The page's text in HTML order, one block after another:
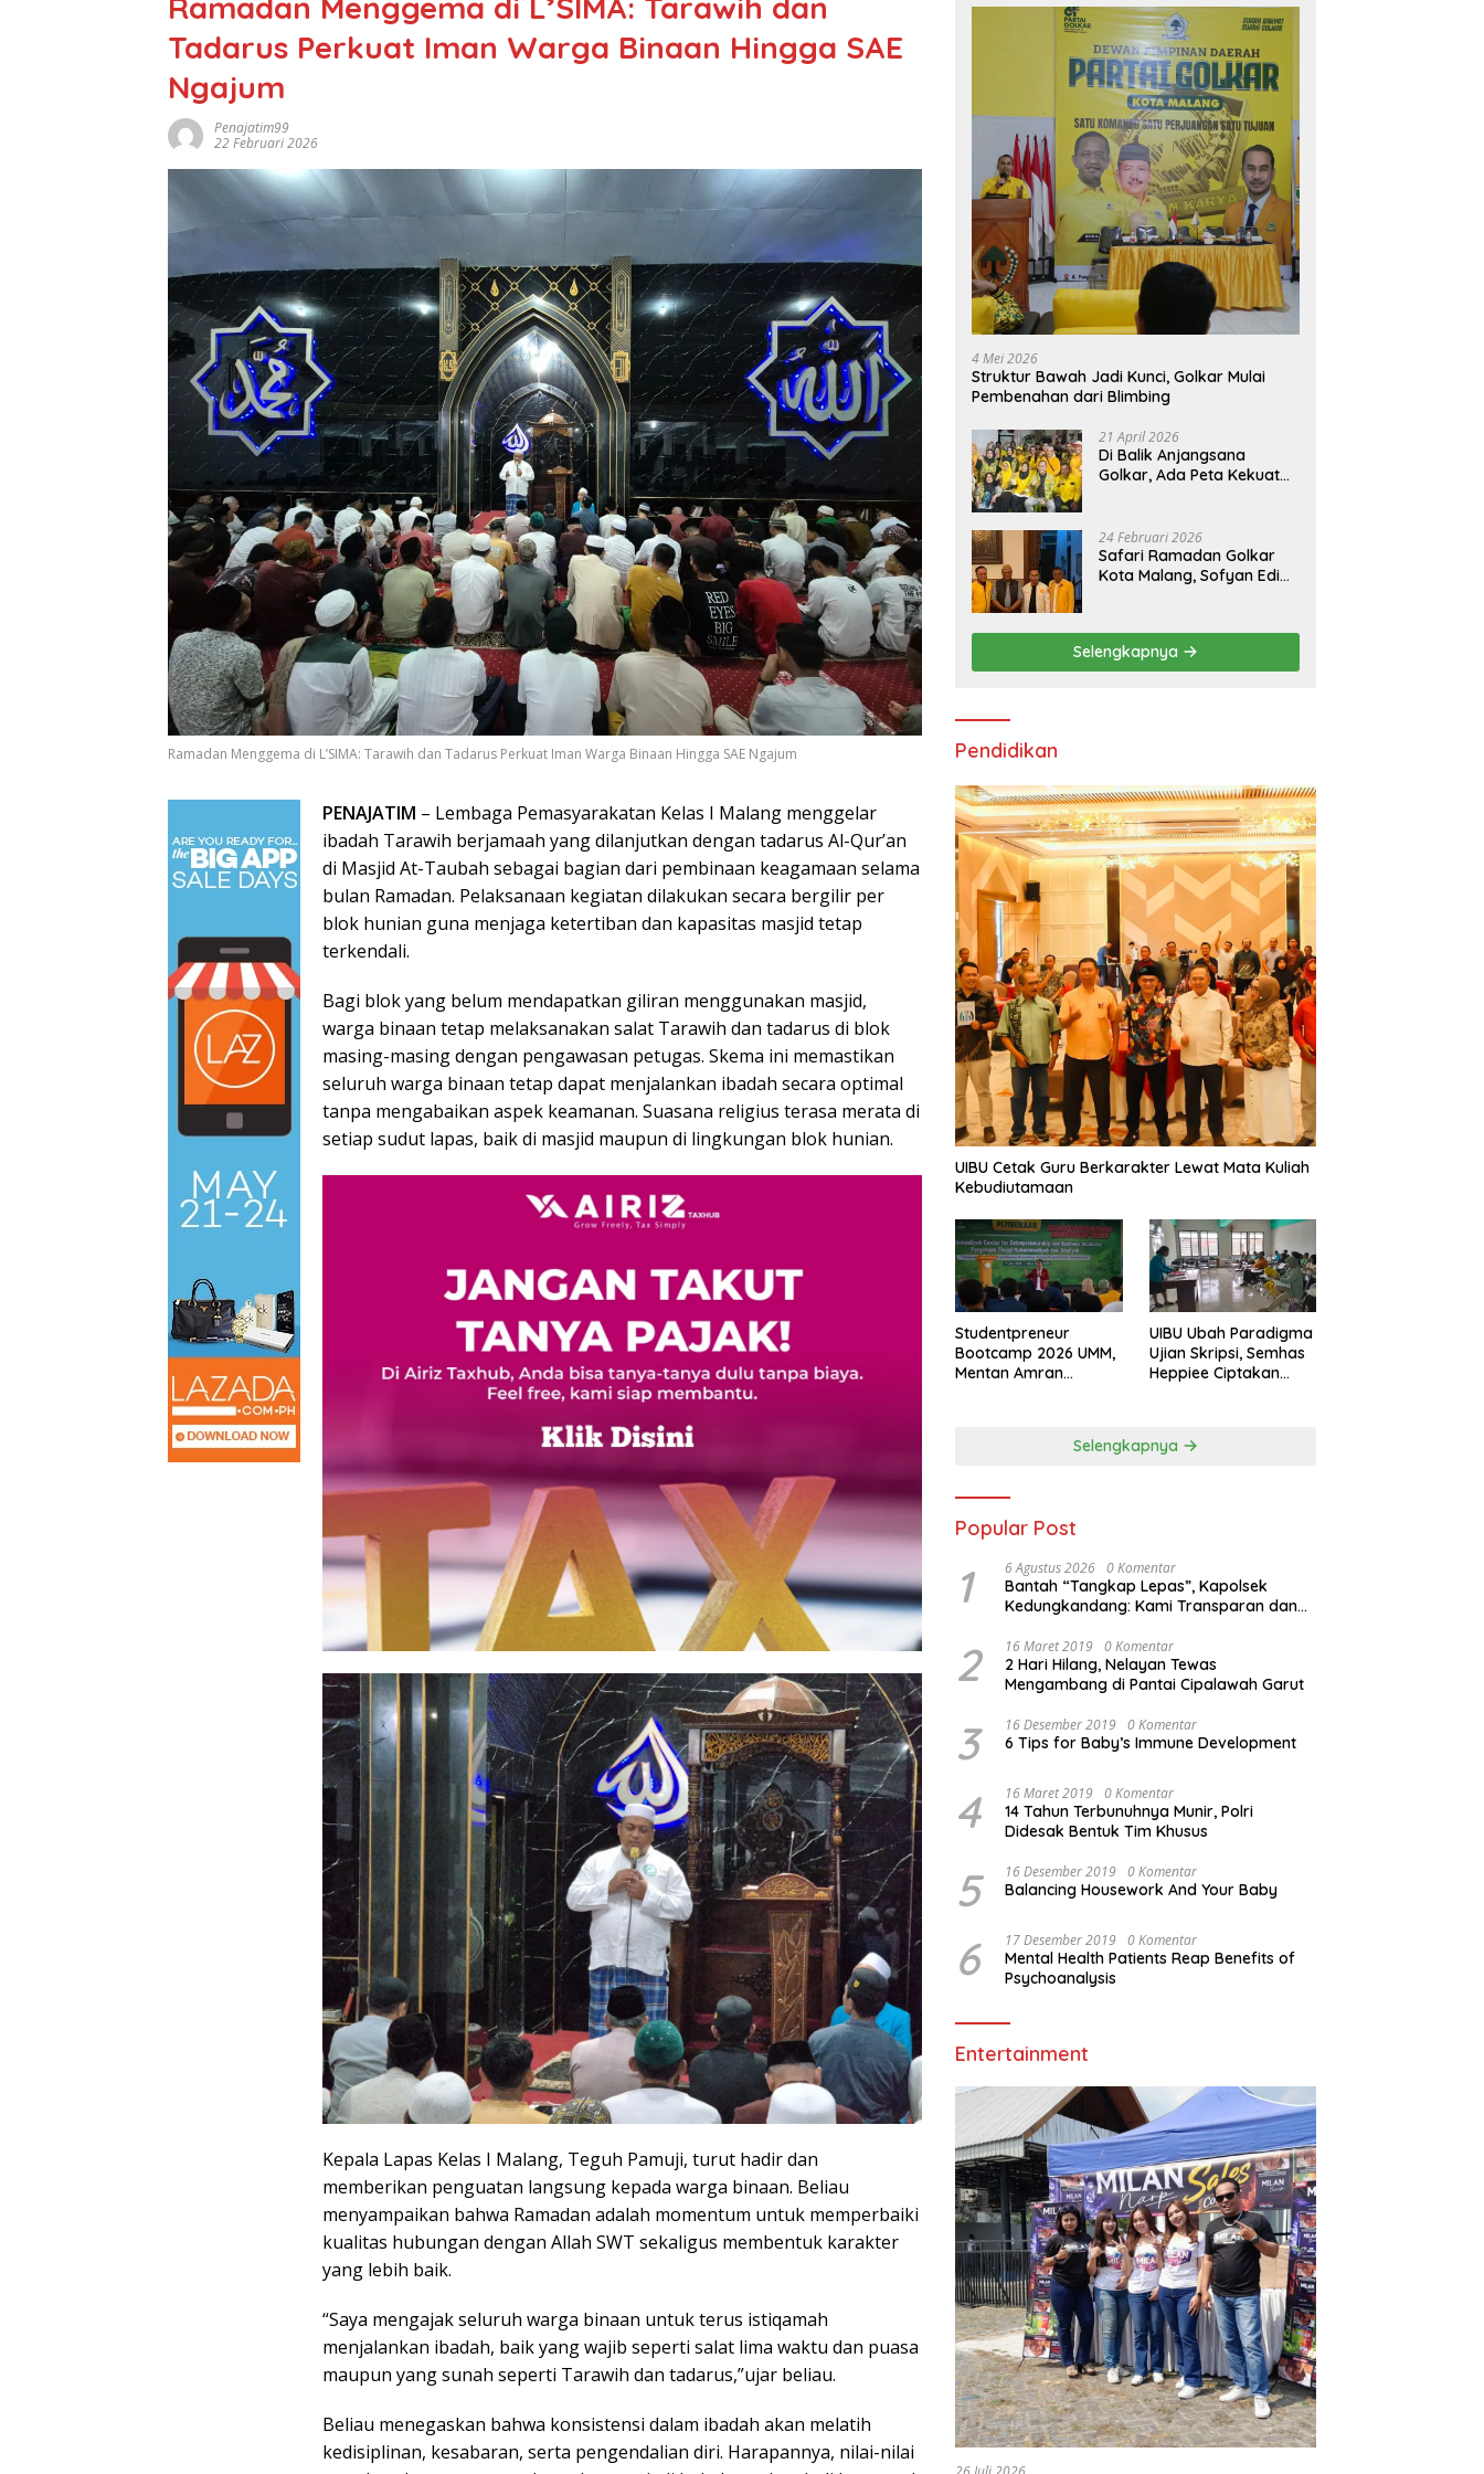
Tadarus Perkuat Iman Warga Binaan Hingga SAE
Ngajum
Penajatim99
22 Februari 2026
Ramadan Menggema di L’SIMA: Tarawih dan Tadarus Perkuat Iman Warga Binaan Hingga SAE Ngajum
PENAJATIM – Lembaga Pemasyarakatan Kelas I Malang menggelar
ibadah Tarawih berjamaah yang dilanjutkan dengan tadarus Al-Qur’an
di Masjid At-Taubah sebagai bagian dari pembinaan keagamaan selama
bulan Ramadan. Pelaksanaan kegiatan dilakukan secara bergilir per
blok hunian guna menjaga ketertiban dan kapasitas masjid tetap
terkendali.
Bagi blok yang belum mendapatkan giliran menggunakan masjid,
warga binaan tetap melaksanakan salat Tarawih dan tadarus di blok
masing-masing dengan pengawasan petugas. Skema ini memastikan
seluruh warga binaan tetap dapat menjalankan ibadah secara optimal
tanpa mengabaikan aspek keamanan. Suasana religius terasa merata di
setiap sudut lapas, baik di masjid maupun di lingkungan blok hunian.
Kepala Lapas Kelas I Malang, Teguh Pamuji, turut hadir dan
memberikan penguatan langsung kepada warga binaan. Beliau
menyampaikan bahwa Ramadan adalah momentum untuk memperbaiki
kualitas hubungan dengan Allah SWT sekaligus membentuk karakter
yang lebih baik.
“Saya mengajak seluruh warga binaan untuk terus istiqamah
menjalankan ibadah, baik yang wajib seperti salat lima waktu dan puasa
maupun yang sunah seperti Tarawih dan tadarus,”ujar beliau.
Beliau menegaskan bahwa konsistensi dalam ibadah akan melatih
kedisiplinan, kesabaran, serta pengendalian diri. Harapannya, nilai-nilai
4 Mei 2026
Struktur Bawah Jadi Kunci, Golkar Mulai
Pembenahan dari Blimbing
21 April 2026
Di Balik Anjangsana
Golkar, Ada Peta Kekuatan
24 Februari 2026
Safari Ramadan Golkar
Kota Malang, Sofyan Edi
Libatkan Generasi Muda
Selengkapnya
Pendidikan
UIBU Cetak Guru Berkarakter Lewat Mata Kuliah
Kebudiutamaan
Studentpreneur
Bootcamp 2026 UMM,
Mentan Amran
UIBU Ubah Paradigma
Ujian Skripsi, Semhas
Heppiee Ciptakan
Selengkapnya
Popular Post
1 6 Agustus 2026 0 Komentar
Bantah “Tangkap Lepas”, Kapolsek
Kedungkandang: Kami Transparan dan
2 16 Maret 2019 0 Komentar
2 Hari Hilang, Nelayan Tewas
Mengambang di Pantai Cipalawah Garut
3 16 Desember 2019 0 Komentar
6 Tips for Baby’s Immune Development
4 16 Maret 2019 0 Komentar
14 Tahun Terbunuhnya Munir, Polri
Didesak Bentuk Tim Khusus
5 16 Desember 2019 0 Komentar
Balancing Housework And Your Baby
6 17 Desember 2019 0 Komentar
Mental Health Patients Reap Benefits of
Psychoanalysis
Entertainment